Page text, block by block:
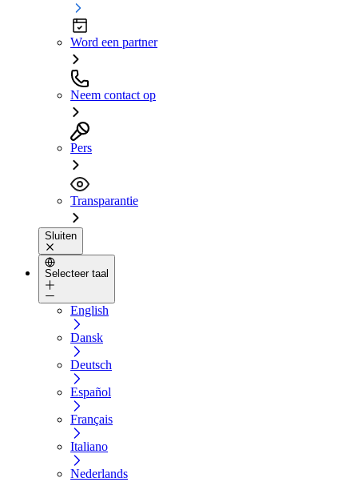
Word een partner
Neem contact op
Pers
Transparantie
Sluiten
Selecteer taal
English
Dansk
Deutsch
Español
Français
Italiano
Nederlands